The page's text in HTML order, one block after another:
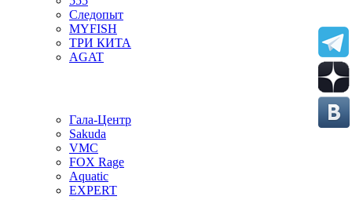
Следопыт
MYFISH
ТРИ КИТА
AGAT
Гала-Центр
Sakuda
VMC
FOX Rage
Aquatic
EXPERT